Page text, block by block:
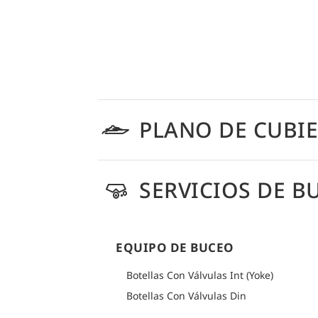
PLANO DE
SERVICIOS DE
EQUIPO DE BUCEO
Botellas Con Válvulas Int (Yoke)
Botellas Con Válvulas Din